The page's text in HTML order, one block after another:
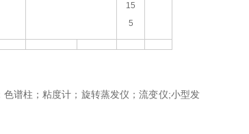
15
5
谱柱；粘度计；旋转蒸发仪；流变仪;小型发